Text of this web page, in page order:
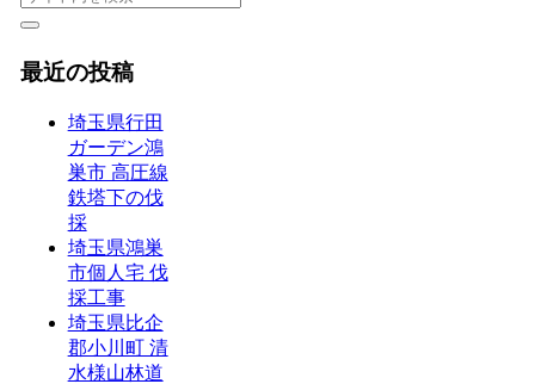
最近の投稿
埼玉県行田
ガーデン鴻
巣市 高圧線
鉄塔下の伐
採
埼玉県鴻巣
市個人宅 伐
採工事
埼玉県比企
郡小川町 清
水様山林道